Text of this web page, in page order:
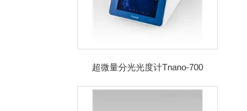
超微量分光光度计Tnano-700